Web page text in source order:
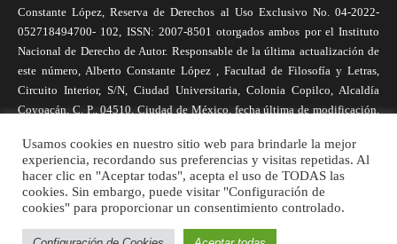
Constante López, Reserva de Derechos al Uso Exclusivo No. 04-2022-
052718494700- 102, ISSN: 2007-8501 otorgados ambos por el Instituto
Nacional de Derecho de Autor. Responsable de la última actualización de
este número, Alberto Constante López , Facultad de Filosofía y Letras,
Circuito Interior, S/N, Ciudad Universitaria, Colonia Copilco, Alcaldía
Coyoacán, C. P., 04510, Ciudad de México, fecha última de modificación,
necesariamente reflejan la postura de la revista, ni de Universidad Nacional
Autónoma de México. Los autores son responsables de los contenidos de
sus artículos. Se autoriza la reproducción total o parcial de los textos aquí
publicados siempre y cuando se cite la fuente completa y la dirección
electrónica de la publicación.
Usamos cookies en nuestro sitio web para brindarle la mejor
experiencia, recordando sus preferencias y visitas repetidas. Al
hacer clic en "Aceptar todas", acepta el uso de TODAS las
cookies. Sin embargo, puede visitar "Configuración de
cookies" para proporcionar un consentimiento controlado.